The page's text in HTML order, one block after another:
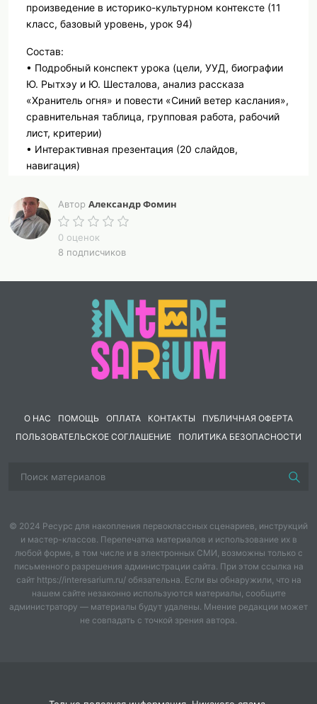
произведение в историко-культурном контексте (11
класс, базовый уровень, урок 94)
Состав:
• Подробный конспект урока (цели, УУД, биографии
Ю. Рытхэу и Ю. Шесталова, анализ рассказа
«Хранитель огня» и повести «Синий ветер каслания»,
сравнительная таблица, групповая работа, рабочий
лист, критерии)
• Интерактивная презентация (20 слайдов,
навигация)
Урок знакомит с литературой народов России на
примере творчества двух выдающихся писателей
Севера – чукотского прозаика Юрия Рытхэу и
мансийского писателя Ювана Шесталова.
обрядов, образ Кэвэва) и повесть «Синий ветер
каслания» (судьба народа манси, кочевье
оленеводов, символ «синего ветра»). Анализируются
темы, идеи, проблематика произведений в историко-
культурном контексте: сохранение традиций
поколений. Урок воспитывает уважение к культуре
народов России, развивает навыки анализа прозы.
– определение «литература народов России» и её
– анализ рассказа «Хранитель огня» (сюжет, герой,
проблематика);
– анализ повести «Синий ветер каслания» (сюжет,
символика, идея);
– сравнительная таблица (6 параметров);
– групповая работа (4 группы);
Автор Александр Фомин
0 оценок
8 подписчиков
О НАС ПОМОЩЬ ОПЛАТА КОНТАКТЫ
ПУБЛИЧНАЯ ОФЕРТА
ПОЛЬЗОВАТЕЛЬСКОЕ СОГЛАШЕНИЕ
ПОЛИТИКА БЕЗОПАСНОСТИ
© 2024 Ресурс для накопления первоклассных сценариев, инструкций
и мастер-классов. Перепечатка материалов и использование их в
любой форме, в том числе и в электронных СМИ, возможны только с
письменного разрешения администрации сайта. При этом ссылка на
сайт https://interesarium.ru/ обязательна. Если вы обнаружили, что на
нашем сайте незаконно используются материалы, сообщите
администратору — материалы будут удалены. Мнение редакции может
не совпадать с точкой зрения автора.